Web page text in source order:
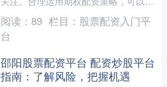
控制风险的同时放大收益。本文将为您
系统解析股票期权配资的核....
阅读： 89 栏目： 股票配资入门平
台
邵阳股票配资平台 配资炒股平台
指南：了解风险，把握机遇